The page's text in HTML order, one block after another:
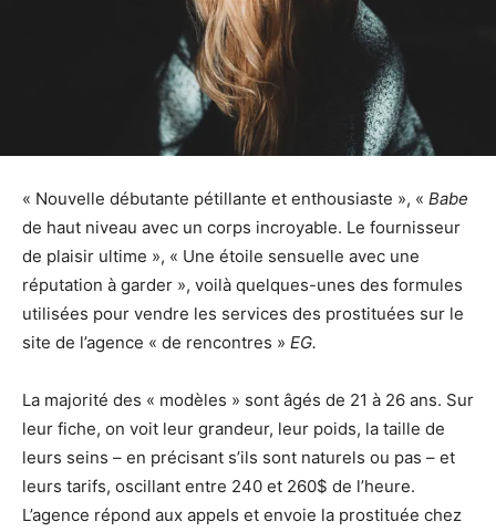
« Nouvelle débutante pétillante et enthousiaste », « Babe
de haut niveau avec un corps incroyable. Le fournisseur
de plaisir ultime », « Une étoile sensuelle avec une
réputation à garder », voilà quelques-unes des formules
utilisées pour vendre les services des prostituées sur le
site de l’agence « de rencontres » EG.
La majorité des « modèles » sont âgés de 21 à 26 ans. Sur
leur fiche, on voit leur grandeur, leur poids, la taille de
leurs seins – en précisant s’ils sont naturels ou pas – et
leurs tarifs, oscillant entre 240 et 260$ de l’heure.
L’agence répond aux appels et envoie la prostituée chez